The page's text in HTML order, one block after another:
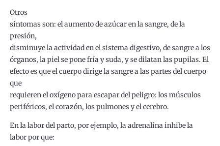
Otros
síntomas son: el aumento de azúcar en la sangre, de la
presión,
disminuye la actividad en el sistema digestivo, de sangre a los
órganos, la piel se pone fría y suda, y se dilatan las pupilas. El
efecto es que el cuerpo dirige la sangre a las partes del cuerpo
que
requieren el oxígeno para escapar del peligro: los músculos
periféricos, el corazón, los pulmones y el cerebro.
En la labor del parto, por ejemplo, la adrenalina inhibe la
labor por que: